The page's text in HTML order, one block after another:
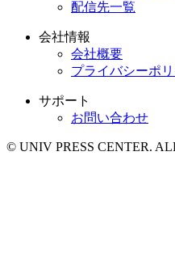
配信先一覧
会社情報
会社概要
プライバシーポ
サポート
お問い合わせ
© UNIV PRESS CENTER.